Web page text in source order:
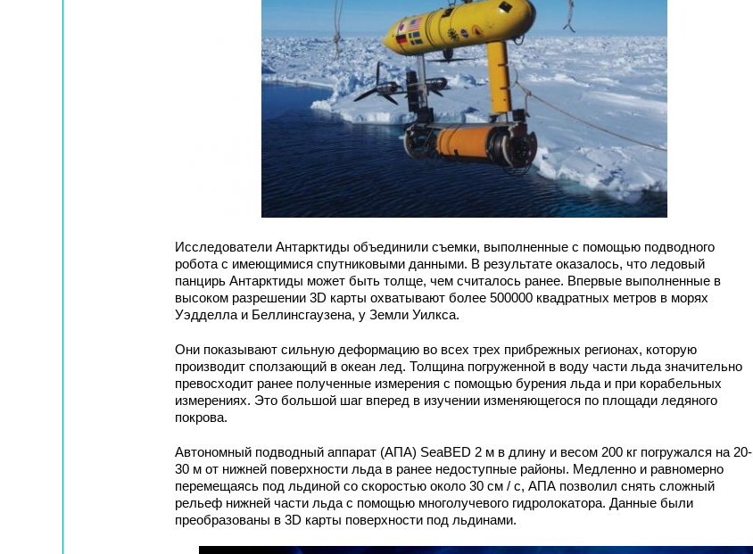
Исследователи Антарктиды объединили съемки, выполненные с помощью подводного
робота с имеющимися спутниковыми данными. В результате оказалось, что ледовый
панцирь Антарктиды может быть толще, чем считалось ранее. Впервые выполненные в
высоком разрешении 3D карты охватывают более 500000 квадратных метров в морях
Уэдделла и Беллинсгаузена, у Земли Уилкса.
Они показывают сильную деформацию во всех трех прибрежных регионах, которую
производит сползающий в океан лед. Толщина погруженной в воду части льда значительно
превосходит ранее полученные измерения с помощью бурения льда и при корабельных
измерениях. Это большой шаг вперед в изучении изменяющегося по площади ледяного
покрова.
Автономный подводный аппарат (АПА) SeaBED 2 м в длину и весом 200 кг погружался на 20-
30 м от нижней поверхности льда в ранее недоступные районы. Медленно и равномерно
перемещаясь под льдиной со скоростью около 30 см / с, АПА позволил снять сложный
рельеф нижней части льда с помощью многолучевого гидролокатора. Данные были
преобразованы в 3D карты поверхности под льдинами.